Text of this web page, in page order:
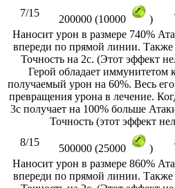
7/15
200000 (10000 )
Наносит урон в размере 740%
впереди по прямой линии. Также
Точность на 2с. (Этот эффект
Герой обладает
получаемый урон на 60%. Весь
превращения урона в лечение.
3с получает на 100% больше
Точность (этот эффект
8/15
500000 (25000 )
Наносит урон в размере 860%
впереди по прямой линии. Также